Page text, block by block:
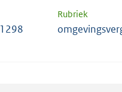
Rubriek